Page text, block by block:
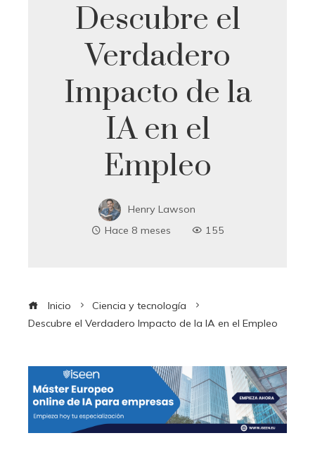
Descubre el
Verdadero
Impacto de la
IA en el
Empleo
Henry Lawson
Hace 8 meses
155
Inicio
Ciencia y tecnología
Descubre el Verdadero Impacto de la IA en el Empleo